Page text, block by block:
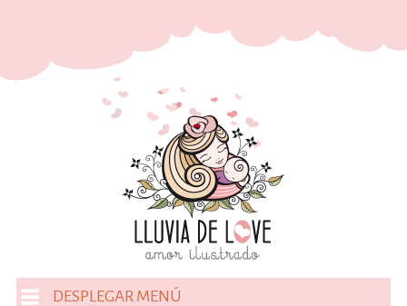
DESPLEGAR MENÚ